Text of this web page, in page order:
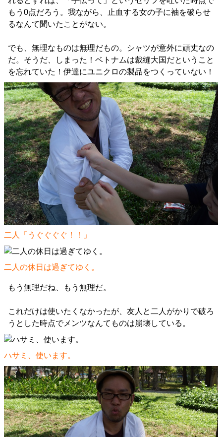
もう0点だろう。我ながら、止血する女の子に袖を破らせ
るなんて聞いたことがない。
でも、無理なものは無理だもの。シャツが意外に頑丈なの
だ。そうだ、しまった！ベトナムは裁縫大国だということ
を忘れていた！伊達にユニクロの製品をつくっていない！
二人「うぐぐぐぐ！！」
二人の休日は過ぎてゆく。
もう無理だね、もう無理だ。
これだけは使いたくなかったが、友人と二人がかりで破ろ
うとした時点でメンツなんてものは崩壊している。
ハサミ、使います。